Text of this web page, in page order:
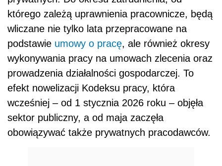
którego zależą uprawnienia pracownicze, będą
wliczane nie tylko lata przepracowane na
podstawie umowy o pracę, ale również okresy
wykonywania pracy na umowach zlecenia oraz
prowadzenia działalności gospodarczej. To
efekt nowelizacji Kodeksu pracy, która
wcześniej – od 1 stycznia 2026 roku – objęła
sektor publiczny, a od maja zaczęła
obowiązywać także prywatnych pracodawców.